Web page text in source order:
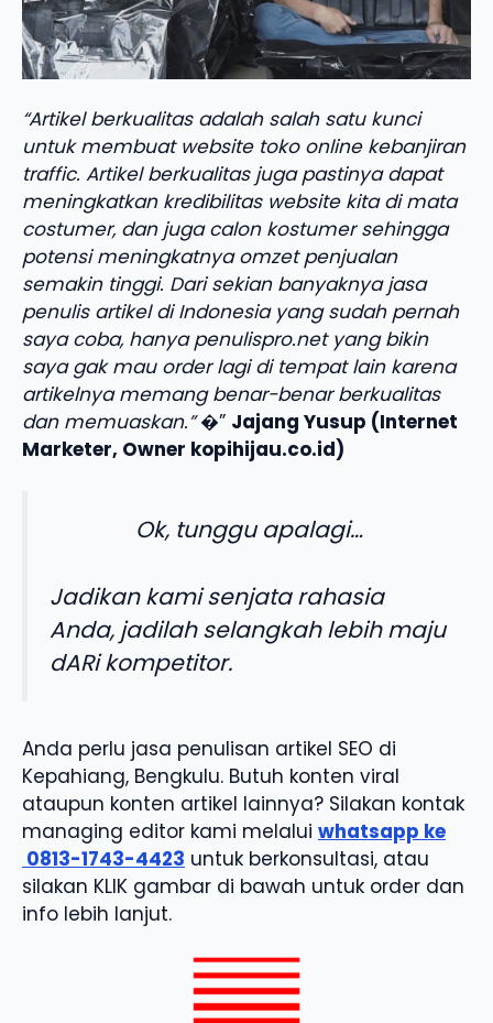
“Artikel berkualitas adalah salah satu kunci
untuk membuat website toko online kebanjiran
traffic. Artikel berkualitas juga pastinya dapat
meningkatkan kredibilitas website kita di mata
costumer, dan juga calon kostumer sehingga
potensi meningkatnya omzet penjualan
semakin tinggi. Dari sekian banyaknya jasa
penulis artikel di Indonesia yang sudah pernah
saya coba, hanya penulispro.net yang bikin
saya gak mau order lagi di tempat lain karena
artikelnya memang benar-benar berkualitas
dan memuaskan.”�” Jajang Yusup (Internet
Marketer, Owner kopihijau.co.id)
Ok, tunggu apalagi…
Jadikan kami senjata rahasia
Anda, jadilah selangkah lebih maju
dARi kompetitor.
Anda perlu jasa penulisan artikel SEO di
Kepahiang, Bengkulu. Butuh konten viral
ataupun konten artikel lainnya? Silakan kontak
managing editor kami melalui whatsapp ke
0813-1743-4423 untuk berkonsultasi, atau
silakan KLIK gambar di bawah untuk order dan
info lebih lanjut.